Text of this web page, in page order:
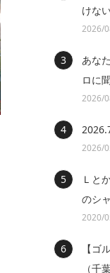
けな
2026/
あな
ロに
2026/
2026/
Ｌと
のシ
2020/
【ゴ
（千